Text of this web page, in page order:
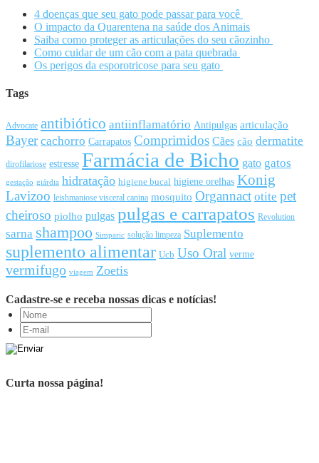
4 doenças que seu gato pode passar para você
O impacto da Quarentena na saúde dos Animais
Saiba como proteger as articulações do seu cãozinho
Como cuidar de um cão com a pata quebrada
Os perigos da esporotricose para seu gato
Tags
Advocate antibiótico antiinflamatório Antipulgas articulação
Bayer cachorro Carrapatos Comprimidos Cães cão dermatite
dirofilariose estresse Farmácia de Bicho gato gatos
gestação giárdia hidratação higiene bucal higiene orelhas Konig
Lavizoo leishmaniose visceral canina mosquito Organnact otite pet
cheiroso piolho pulgas pulgas e carrapatos Revolution
sarna shampoo Simparic solução limpeza Suplemento
suplemento alimentar Ucb Uso Oral verme
vermifugo viagem Zoetis
Cadastre-se e receba nossas dicas e notícias!
Curta nossa página!